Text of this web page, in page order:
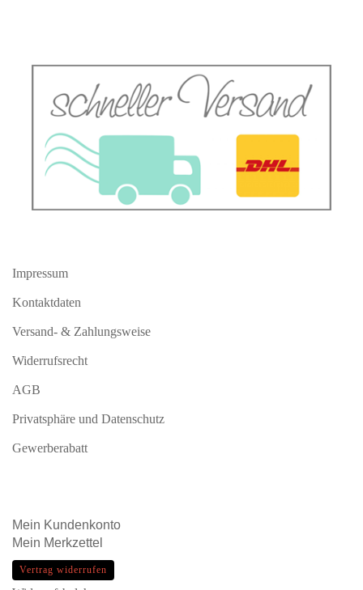
Impressum
Kontaktdaten
Versand- & Zahlungsweise
Widerrufsrecht
AGB
Privatsphäre und Datenschutz
Gewerberabatt
Mein Kundenkonto
Mein Merkzettel
Vertrag widerrufen